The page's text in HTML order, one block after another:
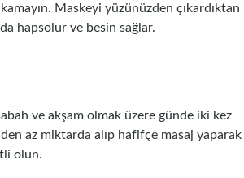
Maskeyi yüzünüzden çıkardıktan
hapsolur ve besin sağlar.
ve akşam olmak üzere günde iki kez
az miktarda alıp hafifçe masaj yaparak
olun.